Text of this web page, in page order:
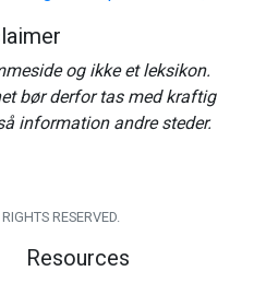
og ikke et leksikon.
bør derfor tas med kraftig
information andre steder.
RESERVED.
Resources